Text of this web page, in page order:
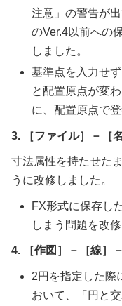
注意」の警告が
のVer.4以前への
しました。
基準点を入力せ
と配置原点が変
に、配置原点で
3. ［ファイル］－［
寸法属性を持たせた
うに改修しました。
FX形式に保存し
しまう問題を改修
4. ［作図］－［線］
2円を指定した際
おいて、「円と